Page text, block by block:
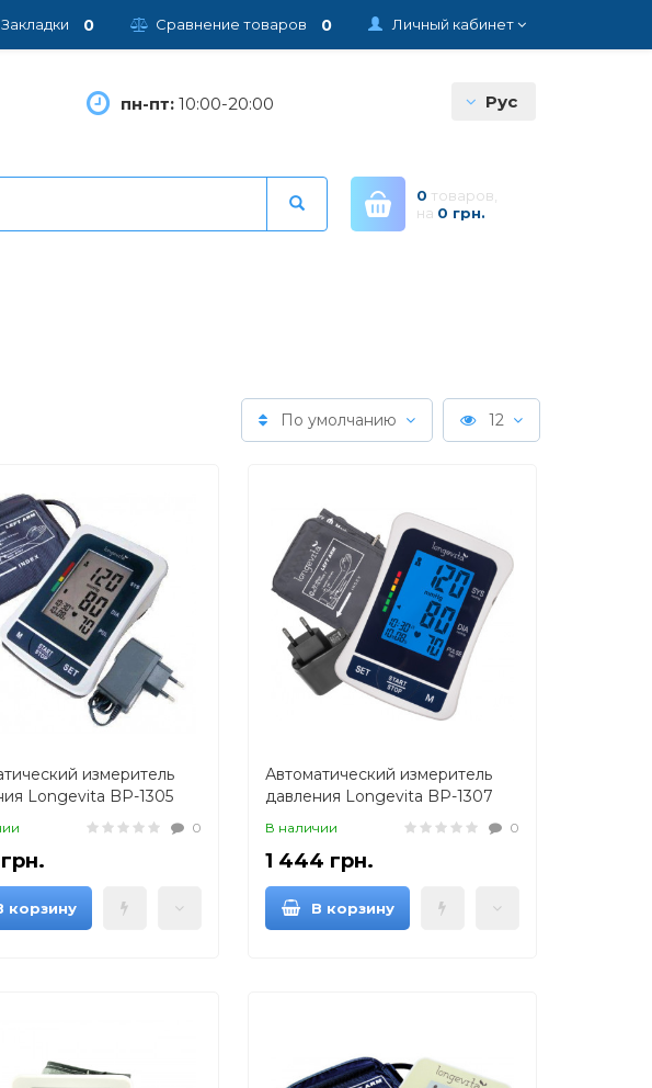
Личный кабинет
Закладки 0 Сравнение товаров 0
пн-пт: 10:00-20:00 Рус
0 товаров,
на 0 грн.
По умолчанию 12
измеритель
Longevita BP-1305
на плечо)
0
корзину
Автоматический измеритель
давления Longevita BP-1307
(манжета на плечо)
В наличии 0
1 444 грн.
В корзину